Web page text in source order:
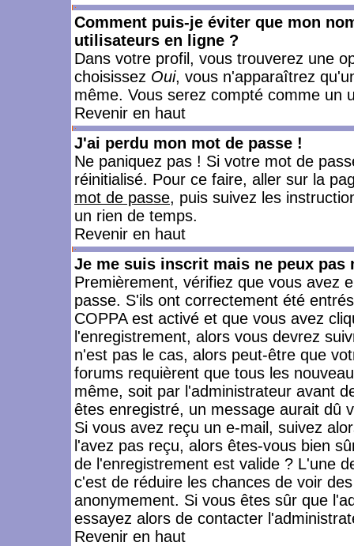
Comment puis-je éviter que mon
utilisateurs en ligne ?
Dans votre profil, vous trouverez une
choisissez Oui, vous n'apparaîtrez
même. Vous serez compté comme un
Revenir en haut
J'ai perdu mon mot de passe !
Ne paniquez pas ! Si votre mot de
réinitialisé. Pour ce faire, aller sur la
mot de passe, puis suivez les
un rien de temps.
Revenir en haut
Je me suis inscrit mais ne peux pas
Premièrement, vérifiez que vous avez
passe. S'ils ont correctement été
COPPA est activé et que vous avez
l'enregistrement, alors vous devrez
n'est pas le cas, alors peut-être que
forums requièrent que tous les
même, soit par l'administrateur avant
êtes enregistré, un message aurait dû
Si vous avez reçu un e-mail, suivez
l'avez pas reçu, alors êtes-vous bien
de l'enregistrement est valide ? L'une
c'est de réduire les chances de voir
anonymement. Si vous êtes sûr que
essayez alors de contacter
Revenir en haut